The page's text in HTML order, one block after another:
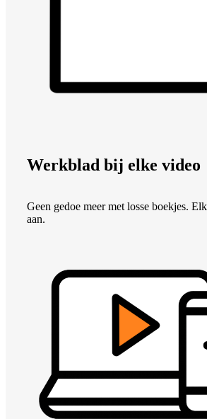
Werkblad bij elke video
Geen gedoe meer met losse boekjes.
aan.